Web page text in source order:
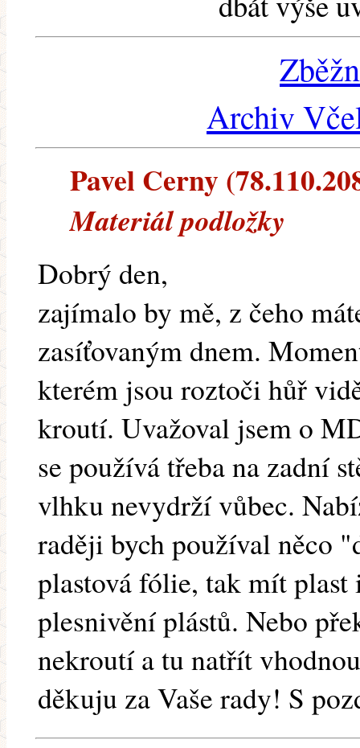
Archiv
Pavel Cerny
Materiál podložky
Dobrý den,
zajímalo by mě, z čeho
zasíťovaným dnem.
kterém jsou roztoči hůř
kroutí. Uvažoval jsem o
se používá třeba na zadní
vlhku nevydrží vůbec.
raději bych používal něco
plastová fólie, tak mít
plesnivění plástů. Nebo
nekroutí a tu natřít
děkuju za Vaše rady! S